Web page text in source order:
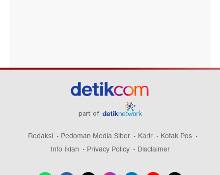
part of
Redaksi Pedoman Media Siber Karir
Kotak Pos
Info Iklan
Privacy Policy Disclaimer